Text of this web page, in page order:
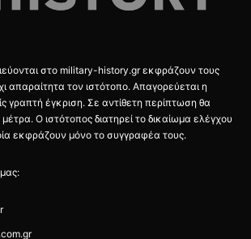
στο military-history.gr εκφράζουν τους
απαραίτητα τον ιστότοπο. Απαγορεύεται η
γραπτή έγκριση. Σε αντίθετη περίπτωση θα
Ο ιστότοπος διατηρεί το δικαίωμα ελέγχου
εκφράζουν μόνο το συγγραφέα τους.